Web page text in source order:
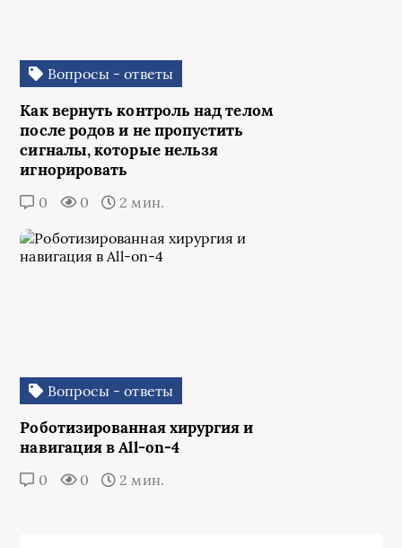
Вопросы - ответы
Как вернуть контроль над телом
после родов и не пропустить
сигналы, которые нельзя
игнорировать
0 0 2 мин.
Вопросы - ответы
Роботизированная хирургия и
навигация в All-on-4
0 0 2 мин.